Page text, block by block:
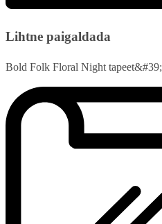
Lihtne paigaldada
Bold Folk Floral Night